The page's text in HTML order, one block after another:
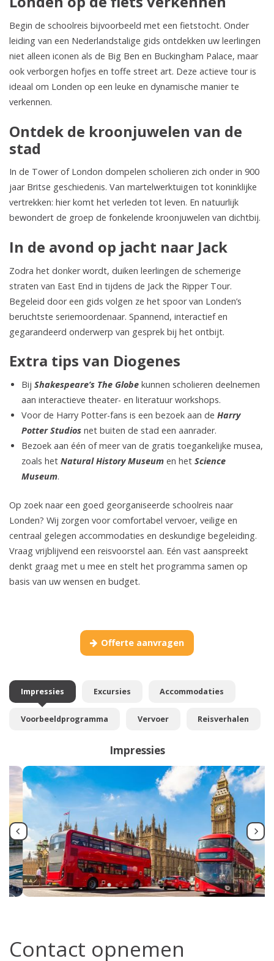
Begin de schoolreis bijvoorbeeld met een fietstocht. Onder
leiding van een Nederlandstalige gids ontdekken uw leerlingen
niet alleen iconen als de Big Ben en Buckingham Palace, maar
ook verborgen hofjes en toffe street art. Deze actieve tour is
ideaal om Londen op een leuke en dynamische manier te
verkennen.
Ontdek de kroonjuwelen van de
stad
In de Tower of London dompelen scholieren zich onder in 900
jaar Britse geschiedenis. Van martelwerktuigen tot koninklijke
vertrekken: hier komt het verleden tot leven. En natuurlijk
bewondert de groep de fonkelende kroonjuwelen van dichtbij.
In de avond op jacht naar Jack
Zodra het donker wordt, duiken leerlingen de schemerige
straten van East End in tijdens de Jack the Ripper Tour.
Begeleid door een gids volgen ze het spoor van Londen’s
beruchtste seriemoordenaar. Spannend, interactief en
gegarandeerd onderwerp van gesprek bij het ontbijt.
Extra tips van Diogenes
Bij Shakespeare’s The Globe kunnen scholieren deelnemen
aan interactieve theater- en literatuur workshops.
Voor de Harry Potter-fans is een bezoek aan de Harry
Potter Studios net buiten de stad een aanrader.
Bezoek aan één of meer van de gratis toegankelijke musea,
zoals het Natural History Museum en het Science
Museum.
Op zoek naar een goed georganiseerde schoolreis naar
Londen? Wij zorgen voor comfortabel vervoer, veilige en
centraal gelegen accommodaties en deskundige begeleiding.
Vraag vrijblijvend een reisvoorstel aan. Eén vast aanspreekt
denkt graag met u mee en stelt het programma samen op
basis van uw wensen en budget.
Offerte aanvragen
Impressies Excursies Accommodaties
Voorbeeldprogramma Vervoer Reisverhalen
Impressies
Contact opnemen